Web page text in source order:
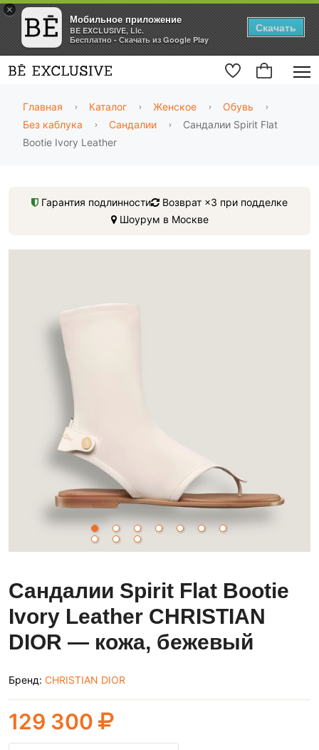
×
Мобильное приложение
BE EXCLUSIVE, Llc.
Бесплатно - Скачать из Google Play
Скачать
Главная Каталог Женское
Обувь
Без каблука
Сандалии
Сандалии Spirit Flat
Bootie Ivory Leather
Гарантия подлинности
Возврат ×3 при подделке
Шоурум в Москве
Сандалии Spirit Flat Bootie
Ivory Leather CHRISTIAN
DIOR — кожа, бежевый
Бренд: CHRISTIAN DIOR
129 300